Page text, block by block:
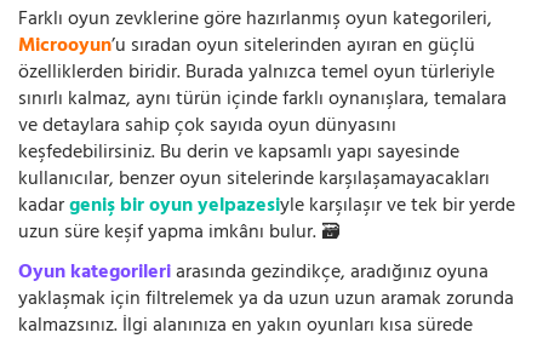
Farklı oyun zevklerine göre hazırlanmış oyun kategorileri,
Microoyun’u sıradan oyun sitelerinden ayıran en güçlü
özelliklerden biridir. Burada yalnızca temel oyun türleriyle
sınırlı kalmaz, aynı türün içinde farklı oynanışlara, temalara
ve detaylara sahip çok sayıda oyun dünyasını
keşfedebilirsiniz. Bu derin ve kapsamlı yapı sayesinde
kullanıcılar, benzer oyun sitelerinde karşılaşamayacakları
kadargeniş bir oyun yelpazesiyle karşılaşır ve tek bir yerde
uzun süre keşif yapma imkânı bulur. 🗃️
Oyun kategorileriarasında gezindikçe, aradığınız oyuna
yaklaşmak için filtrelemek ya da uzun uzun aramak zorunda
kalmazsınız. İlgi alanınıza en yakın oyunları kısa sürede